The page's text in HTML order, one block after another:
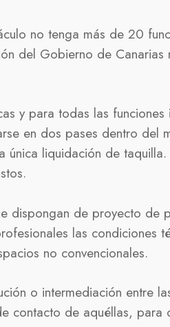
no tenga más de 20
del Gobierno de
y para todas las
en dos pases dentro del
liquidación de
dispongan de proyecto
las condiciones
no convencionales.
o intermediación entre
contacto de aquéllas,